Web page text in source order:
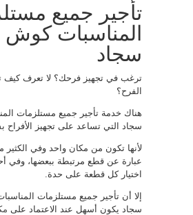
تأجير جميع
المناسبات كوش
سجاد
ترغب في تجهيز فرحك؟ لا تعرف كيف
الفرح؟
هناك خدمة تأجير جميع مستلزمات
سجاد التي تساعد على تجهيز الأفراح
لأنها تكون من مكان واحد وفي الكثير
عبارة عن قطع مرتبطة ببعضها، وفي
اختيار كل قطعة على حدة.
إلا أن تأجير جميع مستلزمات
سجاد يكون أسهل عند الاعتماد على